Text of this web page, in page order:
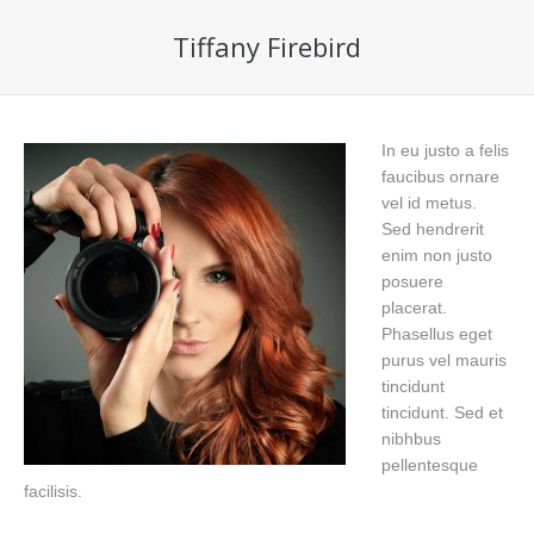
Tiffany Firebird
In eu justo a felis
faucibus ornare
vel id metus.
Sed hendrerit
enim non justo
posuere
placerat.
Phasellus eget
purus vel mauris
tincidunt
tincidunt. Sed et
nibhbus
pellentesque
facilisis.